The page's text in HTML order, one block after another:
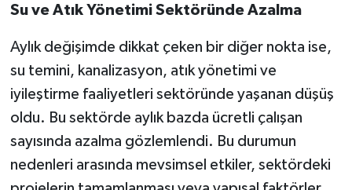
Su ve Atık Yönetimi Sektöründe Azalma
Aylık değişimde dikkat çeken bir diğer nokta ise,
su temini, kanalizasyon, atık yönetimi ve
iyileştirme faaliyetleri sektöründe yaşanan düşüş
oldu. Bu sektörde aylık bazda ücretli çalışan
sayısında azalma gözlemlendi. Bu durumun
nedenleri arasında mevsimsel etkiler, sektördeki